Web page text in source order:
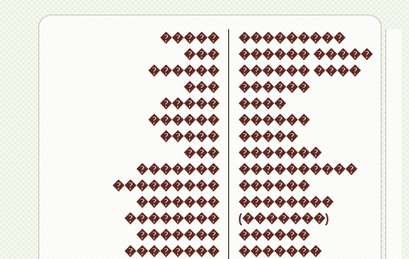
�����
���
������
���
�����
������
�����
���
�������
���������
�������
��������
�������
��������
���������
������ �����
������ ����
������
����
������
�����
�������
����������
������
��������
(�������)
������
�������